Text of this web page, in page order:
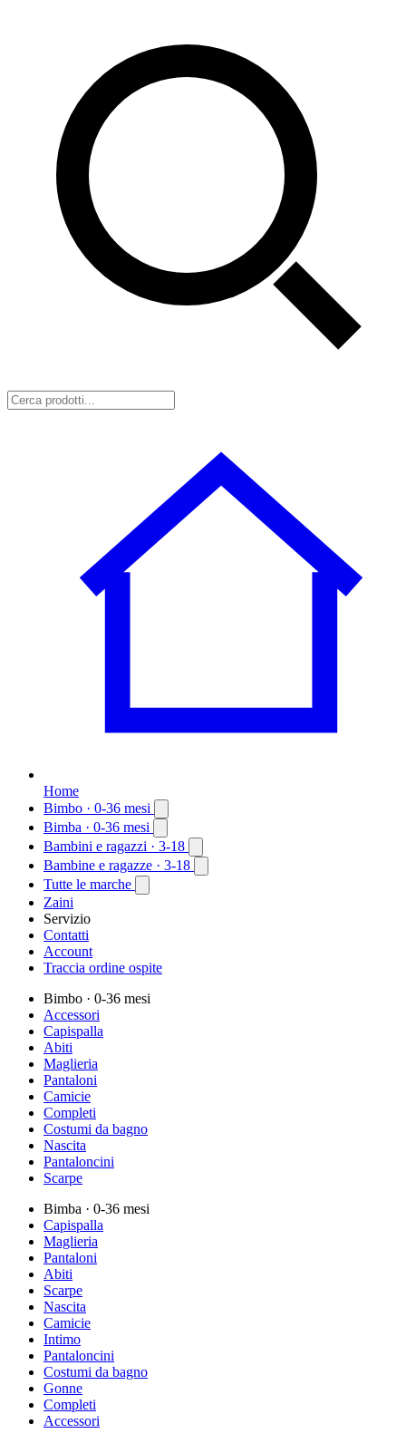
Home
Bimbo · 0-36 mesi
Bimba · 0-36 mesi
Bambini e ragazzi · 3-18
Bambine e ragazze · 3-18
Tutte le marche
Zaini
Servizio
Contatti
Account
Traccia ordine ospite
Bimbo · 0-36 mesi
Accessori
Capispalla
Abiti
Maglieria
Pantaloni
Camicie
Completi
Costumi da bagno
Nascita
Pantaloncini
Scarpe
Bimba · 0-36 mesi
Capispalla
Maglieria
Pantaloni
Abiti
Scarpe
Nascita
Camicie
Intimo
Pantaloncini
Costumi da bagno
Gonne
Completi
Accessori